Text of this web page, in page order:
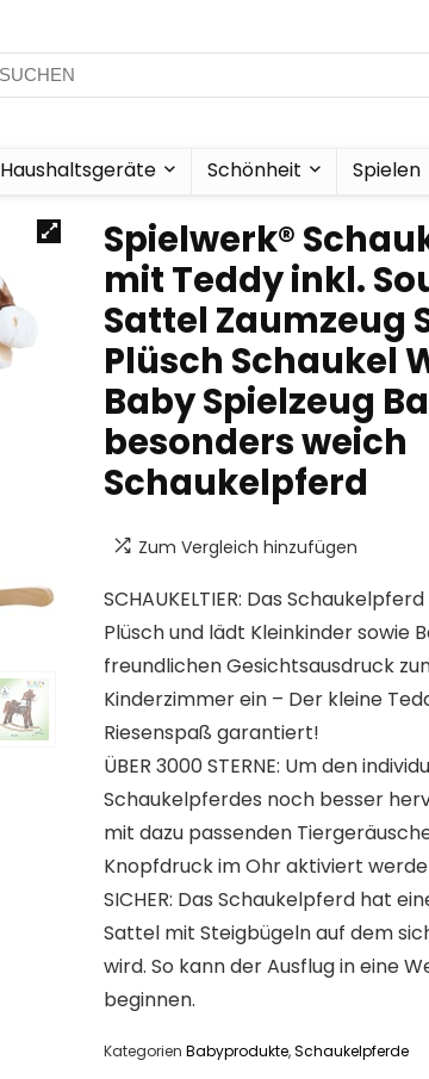
Haushaltsgeräte Schönheit Spielen
Spielwerk®
mit Teddy inkl.
Sattel Zaumzeug
Plüsch Schaukel
Baby Spielzeug
besonders weich
Schaukelpferd
Zum Vergleich hinzufügen
SCHAUKELTIER: Das
Plüsch und lädt Kleinkinder sowie
freundlichen Gesichtsausdruck
Kinderzimmer ein – Der kleine
Riesenspaß garantiert!
ÜBER 3000 STERNE: Um den
Schaukelpferdes noch besser
mit dazu passenden
Knopfdruck im Ohr aktiviert
SICHER: Das Schaukelpferd hat
Sattel mit Steigbügeln auf dem
wird. So kann der Ausflug in eine
beginnen.
Kategorien Babyprodukte,Schaukelpferde